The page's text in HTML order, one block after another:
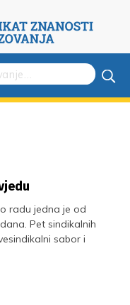
radu jedna je od
Pet sindikalnih
sabor i